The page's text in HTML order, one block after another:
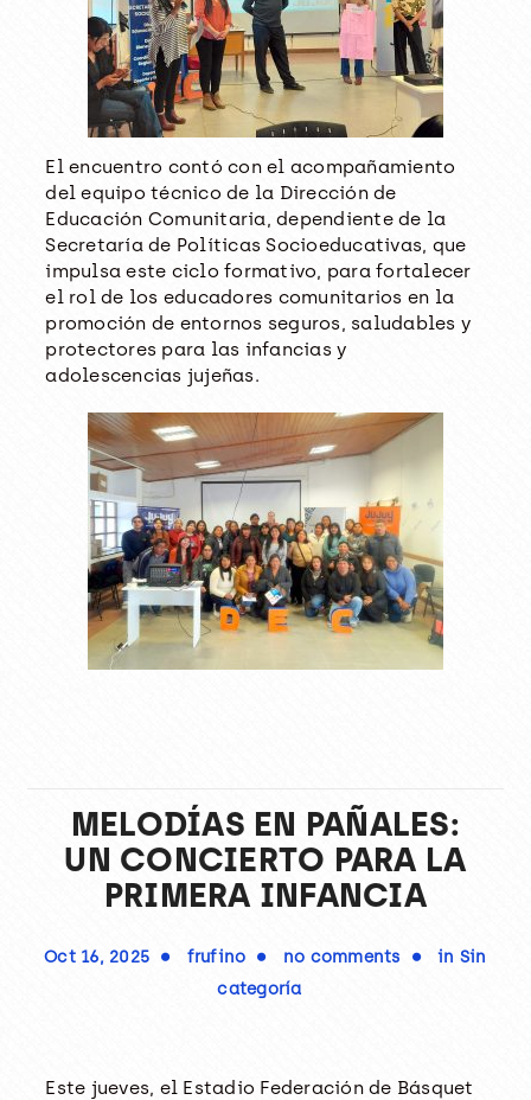
El encuentro contó con el acompañamiento
del equipo técnico de la Dirección de
Educación Comunitaria, dependiente de la
Secretaría de Políticas Socioeducativas, que
impulsa este ciclo formativo, para fortalecer
el rol de los educadores comunitarios en la
promoción de entornos seguros, saludables y
protectores para las infancias y
adolescencias jujeñas.
MELODÍAS EN PAÑALES:
UN CONCIERTO PARA LA
PRIMERA INFANCIA
Oct 16, 2025 frufino no comments in Sin
categoría
Este jueves, el Estadio Federación de Básquet